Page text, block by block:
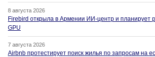
8 августа 2026
Firebird открыла в Армении ИИ-центр и планирует
GPU
7 августа 2026
Airbnb протестирует поиск жилья по запросам на